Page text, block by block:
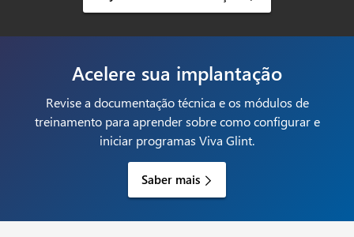
Acelere sua implantação
Revise a documentação técnica e os módulos de
treinamento para aprender sobre como configurar e
iniciar programas Viva Glint.
Saber mais